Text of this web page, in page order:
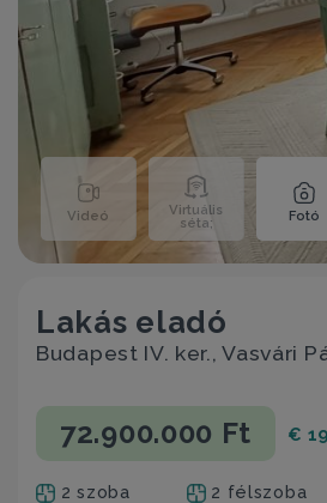
Videó Virtuális
séta; Fotó
Lakás eladó
Budapest IV. ker., Vasvári
72.900.000 Ft €
2 szoba 2 félszoba